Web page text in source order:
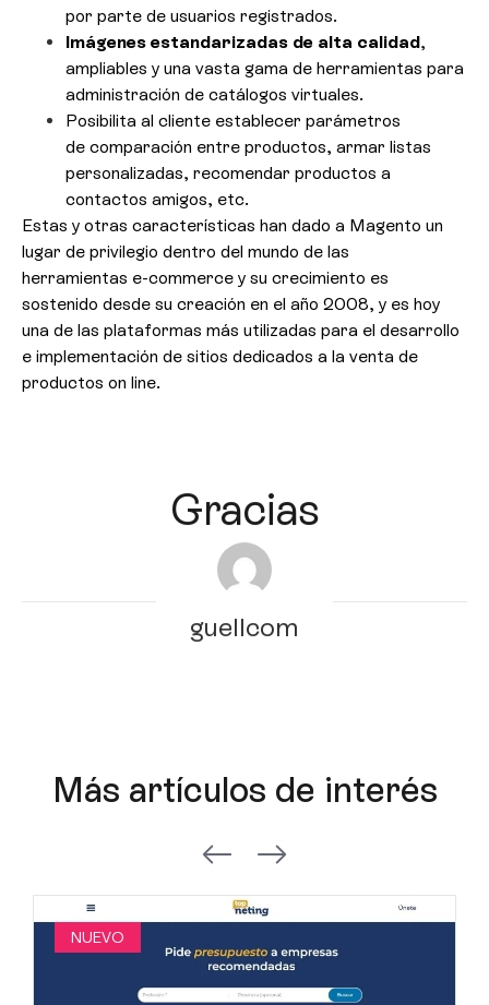
por parte de usuarios registrados.
Imágenes estandarizadas de alta calidad,
ampliables y una vasta gama de herramientas para
administración de catálogos virtuales.
Posibilita al cliente establecer parámetros
de comparación entre productos, armar listas
personalizadas, recomendar productos a
contactos amigos, etc.
Estas y otras características han dado a Magento un
lugar de privilegio dentro del mundo de las
herramientas e-commerce y su crecimiento es
sostenido desde su creación en el año 2008, y es hoy
una de las plataformas más utilizadas para el desarrollo
e implementación de sitios dedicados a la venta de
productos on line.
Gracias
guellcom
Más artículos de interés
NUEVO